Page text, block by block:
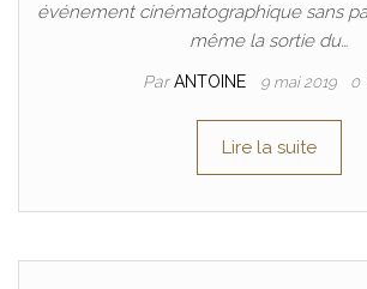
événement cinématographique sans
même la sortie du…
ParANTOINE 9 mai 2019 0
Lire la suite